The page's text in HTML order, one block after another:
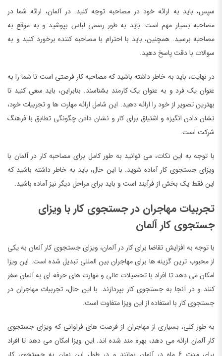
سپس، باید به ارائه خود در مصاحبه توجه کنید. در آلمان، ارائه شما در
مصاحبه بسیار مهم است. باید به طور رسمی لباس بپوشید و به موقع به
مصاحبه برسید. همچنین، باید با احترام با مصاحبه کننده برخورد کنید و به
سوالات با دقت پاسخ دهید.
در نهایت، باید به خاطر داشته باشید که مصاحبه کار فرصتی است تا شما را به
عنوان یک فرد و به عنوان یک کارمند بشناسند. بنابراین، باید سعی کنید تا
بهترین تصویر از خود را ارائه دهید. این شامل ارائه مهارت ها و تجربیات خود،
نشان دادن انگیزه و اشتیاق برای کار و نشان دادن چگونگی تطابق با فرهنگ
شرکت است.
با توجه به این نکات، می توانید به طور کامل برای مصاحبه کار در آلمان با
ویزای جستجوی کار آماده شوید. با این حال، باید به خاطر داشته باشید که
این فقط یک بخش از فرآیند است و باید برای مراحل دیگر نیز آماده باشید.
تجربیات مهاجران در جستجوی کار با ویزای
جستجوی کار آلمان
با توجه به افزایش تقاضا برای کار در آلمان، ویزای جستجوی کار آلمان به یکی
از محبوب ترین گزینه ها برای مهاجران بین المللی تبدیل شده است. این ویزا
امکان می دهد تا افراد با تحصیلات عالی و مهارت های حرفه ای به آلمان سفر
کنند و در آنجا به جستجوی کار بپردازند. با این حال، تجربیات مهاجران در
جستجوی کار با استفاده از این ویزا متفاوت است.
به طور کلی، بسیاری از مهاجران از فرصت های فراوانی که ویزای جستجوی
کار آلمان ارائه می دهد، بهره مند شده اند. این ویزا امکان می دهد تا افراد